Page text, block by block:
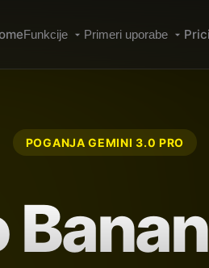
Funkcije Primeri uporabe
POGANJA GEMINI 3.0 PRO